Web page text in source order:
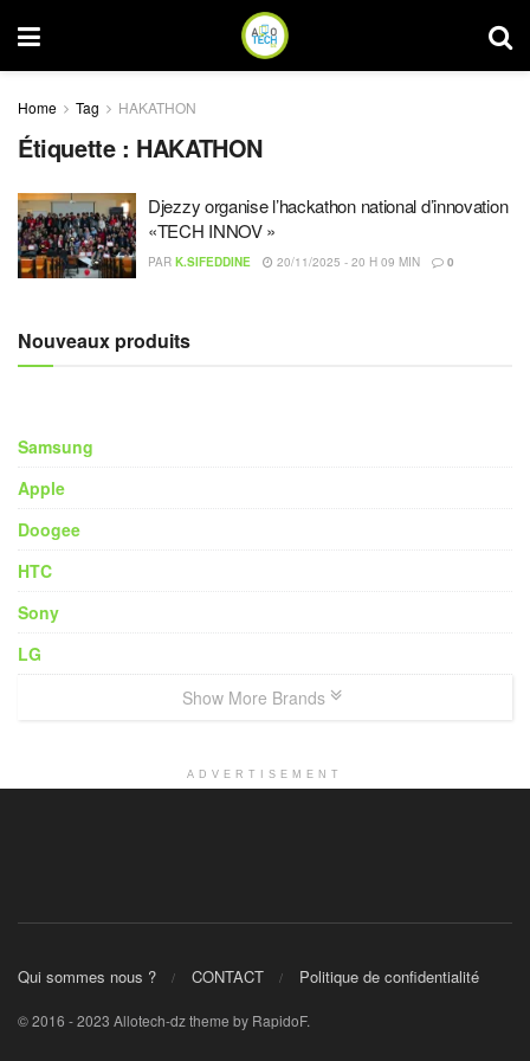
Home Tag HAKATHON
Étiquette : HAKATHON
Djezzy organise l’hackathon national d’innovation
«TECH INNOV »
PAR K.SIFEDDINE 20/11/2025 - 20 H 09 MIN 0
Nouveaux produits
Samsung
Apple
Doogee
HTC
Sony
LG
Show More Brands
ADVERTISEMENT
Qui sommes nous ? CONTACT Politique de confidentialité
© 2016 - 2023 Allotech-dz theme by RapidoF.